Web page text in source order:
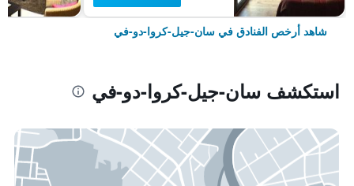
شاهد أرخص الفنادق في سان-جيل-كروا-دو-في
استكشف سان-جيل-كروا-دو-في